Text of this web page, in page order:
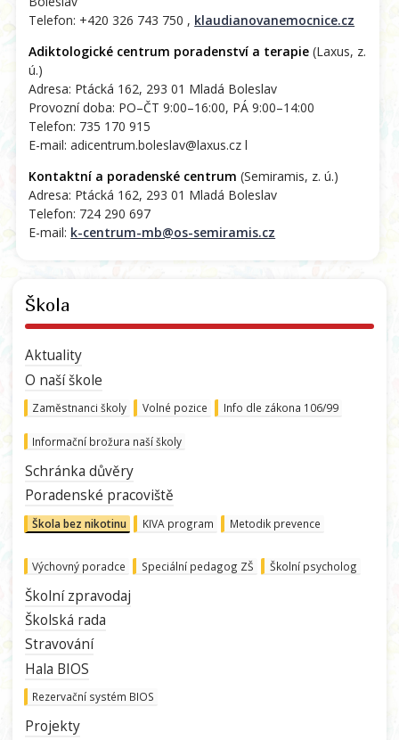
Škola
Aktuality
O naší škole
Zaměstnanci školy Volné pozice Info dle zákona 106/99
Informační brožura naší školy
Schránka důvěry
Poradenské pracoviště
Škola bez nikotinu KIVA program Metodik prevence
Výchovný poradce Speciální pedagog ZŠ Školní psycholog
Školní zpravodaj
Školská rada
Stravování
Hala BIOS
Rezervační systém BIOS
Projekty
Telefon: +420 326 743 750 , klaudianovanemocnice.cz
Adiktologické centrum poradenství a terapie (Laxus, z.
ú.)
Adresa: Ptácká 162, 293 01 Mladá Boleslav
Provozní doba: PO–ČT 9:00–16:00, PÁ 9:00–14:00
Telefon: 735 170 915
E-mail: adicentrum.boleslav@laxus.cz l
Kontaktní a poradenské centrum (Semiramis, z. ú.)
Adresa: Ptácká 162, 293 01 Mladá Boleslav
Telefon: 724 290 697
E-mail: k-centrum-mb@os-semiramis.cz